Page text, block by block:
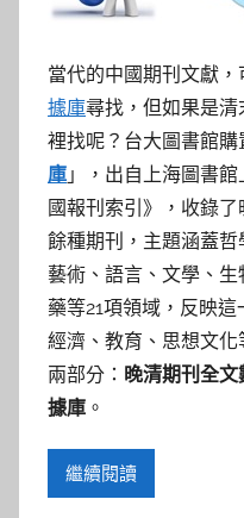
當代的中國期刊文獻，
據庫尋找，但如果是
裡找呢？台大圖書館購
庫 」，出自上海圖書
國報刊索引》，收錄
餘種期刊，主題涵蓋哲
藝術、語言、文學、
藥等21項領域，反映
經濟、教育、思想文
兩部分： 晚清期刊全文
據庫 。
繼續閱讀